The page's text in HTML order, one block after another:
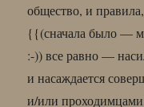
общество, и
{{(сначала было —
:-)) все равно —
и насаждается
и/или